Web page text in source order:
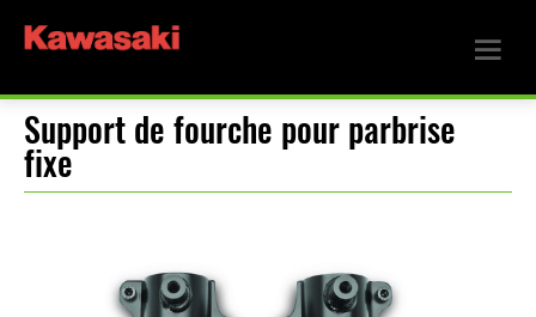
Support de fourche pour parbrise
fixe